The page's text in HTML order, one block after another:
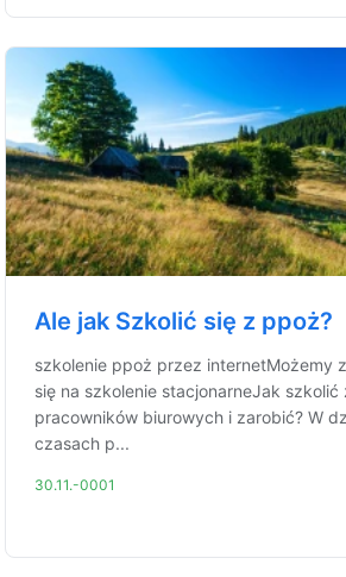
Ale jak Szkolić się z ppoż?
szkolenie ppoż przez internetMożemy
się na szkolenie stacjonarneJak szkolić
pracowników biurowych i zarobić? W
czasach p...
30.11.-0001